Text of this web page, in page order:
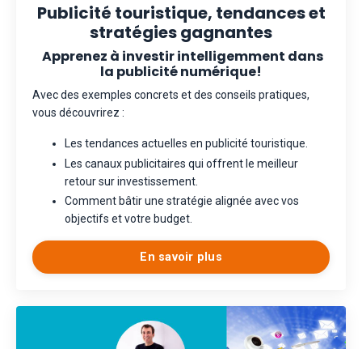
Publicité touristique, tendances et
stratégies gagnantes
Apprenez à investir intelligemment dans
la publicité numérique!
Avec des exemples concrets et des conseils pratiques,
vous découvrirez :
Les tendances actuelles en publicité touristique.
Les canaux publicitaires qui offrent le meilleur
retour sur investissement.
Comment bâtir une stratégie alignée avec vos
objectifs et votre budget.
En savoir plus